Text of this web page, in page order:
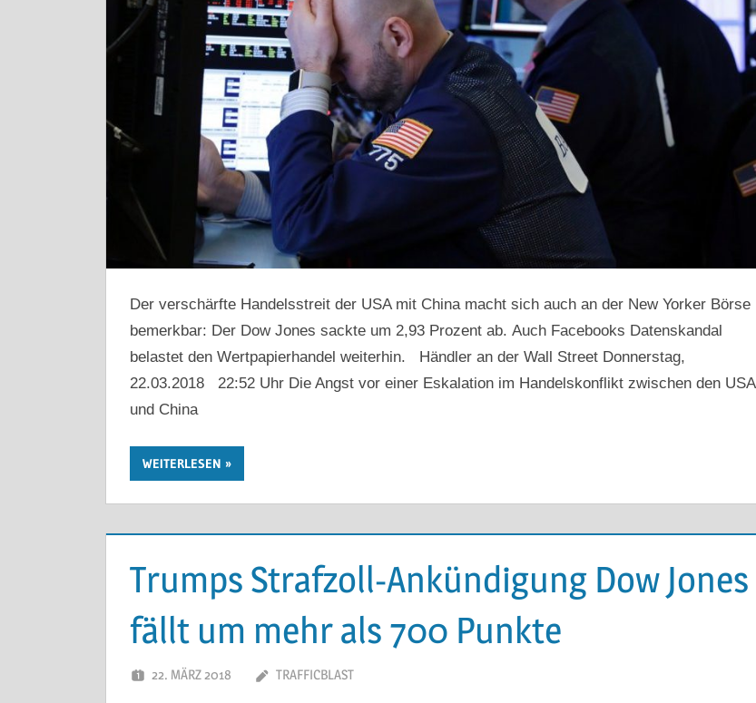
Der verschärfte Handelsstreit der USA mit China macht sich auch an der New Yorker Börse
bemerkbar: Der Dow Jones sackte um 2,93 Prozent ab. Auch Facebooks Datenskandal
belastet den Wertpapierhandel weiterhin. Händler an der Wall Street Donnerstag,
22.03.2018 22:52 Uhr Die Angst vor einer Eskalation im Handelskonflikt zwischen den USA
und China
WEITERLESEN
Trumps Strafzoll-Ankündigung Dow Jones
fällt um mehr als 700 Punkte
22. MÄRZ 2018 TRAFFICBLAST